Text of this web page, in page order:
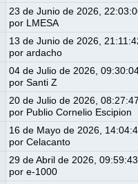
23 de Junio de 2026,
por LMESA
13 de Junio de 2026,
porardacho
04 de Julio de 2026,
porSanti Z
20 de Julio de 2026, 08:27:47
por Publio Cornelio Escipion
16 de Mayo de 2026,
porCelacanto
29 de Abril de 2026, 09:59:43
pore-1000